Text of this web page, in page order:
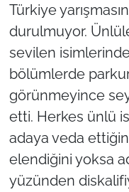
Türkiye
durulmuyor.
sevilen
bölümlerde
görünmeyince
etti. Herkes ünlü
adaya veda
elendiğini yoksa
yüzünden